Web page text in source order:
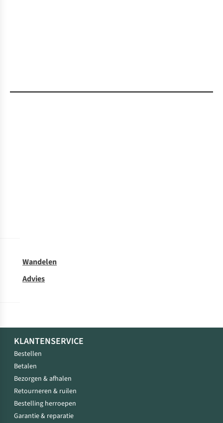
Wandelen
Advies
KLANTENSERVICE
Bestellen
Betalen
Bezorgen & afhalen
Retourneren & ruilen
Bestelling herroepen
Garantie & reparatie